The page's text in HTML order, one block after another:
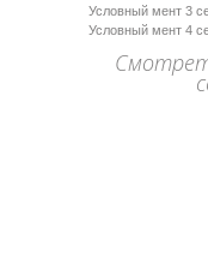
Условный мент 3
Условный мент 4